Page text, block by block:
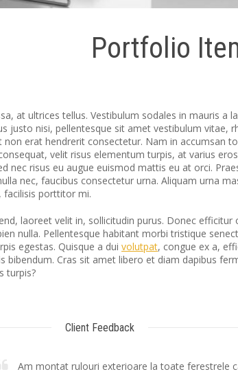
Portfolio
at ultrices tellus. Vestibulum sodales in mauris a
justo nisi, pellentesque sit amet vestibulum vitae,
non erat hendrerit consectetur. Nam in accumsan
velit risus elementum turpis, at varius
nec risus eu augue euismod mattis eu at orci.
nec, faucibus consectetur urna. Aliquam urna
facilisis porttitor mi.
laoreet velit in, sollicitudin purus. Donec efficitur
nulla. Pellentesque habitant morbi tristique
egestas. Quisque a dui volutpat, congue ex a,
bibendum. Cras sit amet libero et diam dapibus
turpis?
Client Feedback
Am montat rulouri exterioare la toate ferestrele